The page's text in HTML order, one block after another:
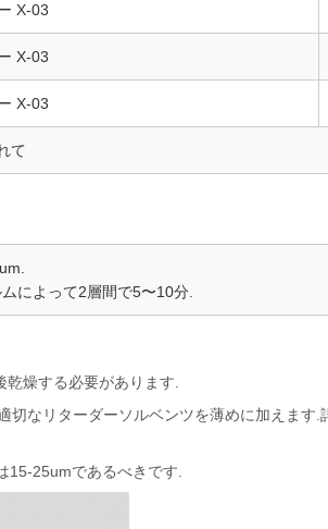
X-03
X-03
X-03
て
によって2層間で5〜10分.
燥する必要があります.
切なリターダーソルベンツを薄めに加えます
15-25umであるべきです.